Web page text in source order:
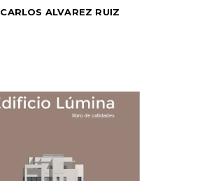
CARLOS ALVAREZ RUIZ